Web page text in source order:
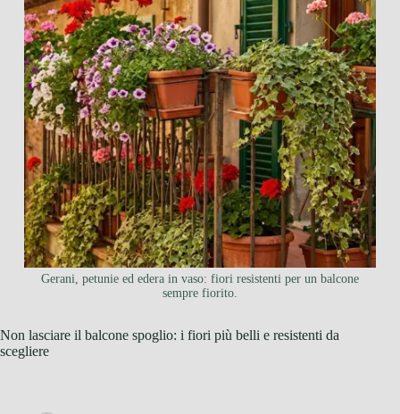
Gerani, petunie ed edera in vaso: fiori resistenti per un balcone
sempre fiorito.
Non lasciare il balcone spoglio: i fiori più belli e resistenti da
scegliere